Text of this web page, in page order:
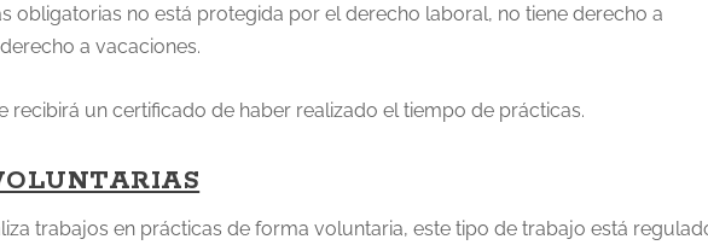
obligatorias no está protegida por el derecho laboral, no tiene derecho a
a vacaciones.
recibirá un certificado de haber realizado el tiempo de prácticas.
trabajos en prácticas de forma voluntaria, este tipo de trabajo está